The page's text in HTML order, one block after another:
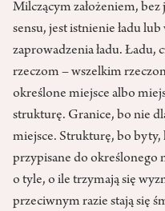
Milczącym założeniem,
sensu, jest istnienie ładu
zaprowadzenia ładu. Ładu,
rzeczom – wszelkim
określone miejsce albo
strukturę. Granice, bo nie
miejsce. Strukturę, bo byty,
przypisane do określonego
o tyle, o ile trzymają się
przeciwnym razie stają się